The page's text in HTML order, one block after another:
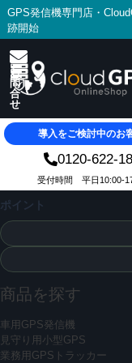
GPS発信機専門店・
跡開始
導入をご検討中のお
0120-622-
受付時間 平日10:00-
ポイント
商品を探す
車用GPS発信機
見守り用小型GPS
業務用GPSトラッカー